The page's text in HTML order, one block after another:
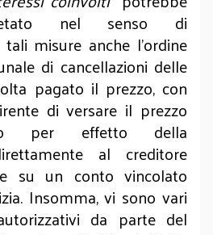
nel senso di
misure anche l’ordine
di cancellazioni delle
pagato il prezzo, con
di versare il prezzo
per effetto della
al creditore
su un conto vincolato
Insomma, vi sono vari
da parte del